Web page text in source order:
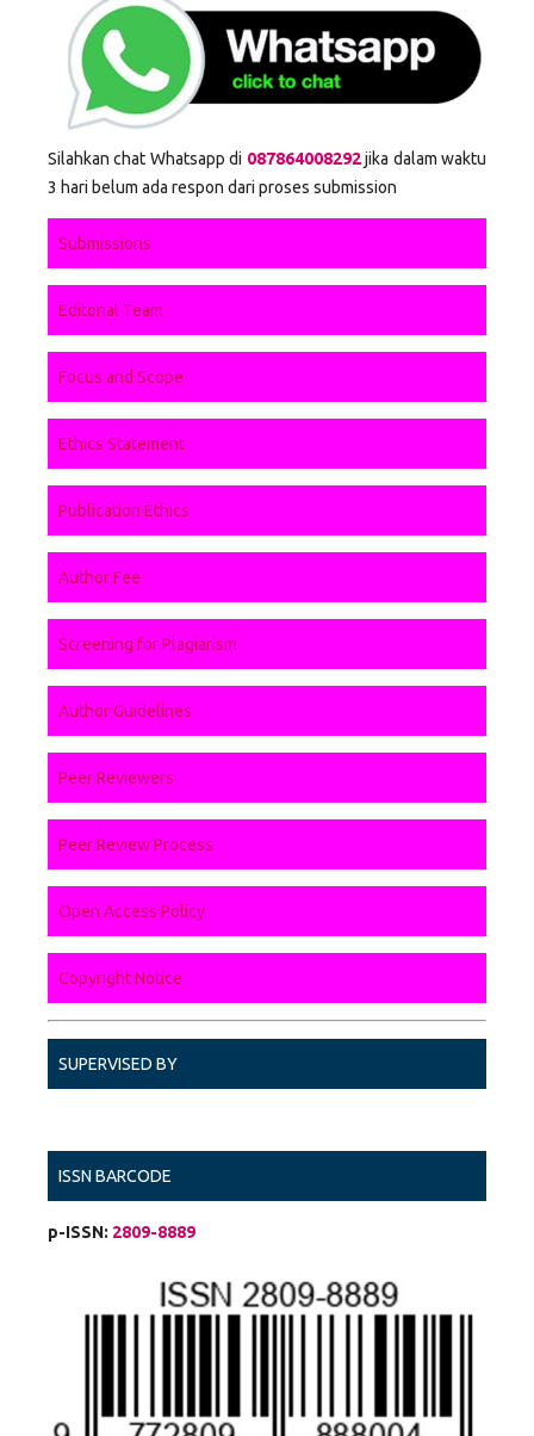
Silahkan chat Whatsapp di 087864008292jika dalam waktu
3 hari belum ada respon dari proses submission
Submissions
Editorial Team
Focus and Scope
Ethics Statement
Publication Ethics
Author Fee
Screening for Plagiarism
Author Guidelines
Peer Reviewers
Peer Review Process
Open Access Policy
Copyright Notice
SUPERVISED BY
ISSN BARCODE
p-ISSN: 2809-8889